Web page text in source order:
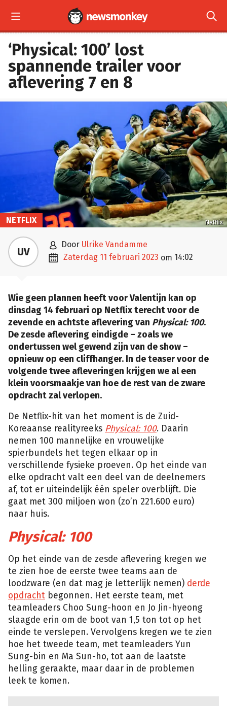
 
‘Physical: 100’ lost
spannende trailer voor
aflevering 7 en 8
Netflix
NETFLIX
UV  door Ulrike Vandamme
 zaterdag 11 februari 2023 om 14:02
Wie geen plannen heeft voor Valentijn kan op
dinsdag 14 februari op Netflix terecht voor de
zevende en achtste aflevering van Physical: 100.
De zesde aflevering eindigde – zoals we
ondertussen wel gewend zijn van de show –
opnieuw op een cliffhanger. In de teaser voor de
volgende twee afleveringen krijgen we al een
klein voorsmaakje van hoe de rest van de zware
opdracht zal verlopen.
De Netflix-hit van het moment is de Zuid-
Koreaanse realityreeks Physical: 100. Daarin
nemen 100 mannelijke en vrouwelijke
spierbundels het tegen elkaar op in
verschillende fysieke proeven. Op het einde van
elke opdracht valt een deel van de deelnemers
af, tot er uiteindelijk één speler overblijft. Die
gaat met 300 miljoen won (zo’n 221.600 euro)
naar huis.
Physical: 100
Op het einde van de zesde aflevering kregen we
te zien hoe de eerste twee teams aan de
loodzware (en dat mag je letterlijk nemen) derde
opdracht begonnen. Het eerste team, met
teamleaders Choo Sung-hoon en Jo Jin-hyeong
slaagde erin om de boot van 1,5 ton tot op het
einde te verslepen. Vervolgens kregen we te zien
hoe het tweede team, met teamleaders Yun
Sung-bin en Ma Sun-ho, tot aan de laatste
helling geraakte, maar daar in de problemen
leek te komen.